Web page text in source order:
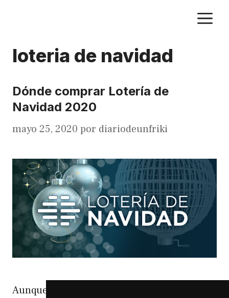
loteria de navidad
Dónde comprar Lotería de
Navidad 2020
mayo 25, 2020 por diariodeunfriki
Aunque todavía falta mucho para diciembre